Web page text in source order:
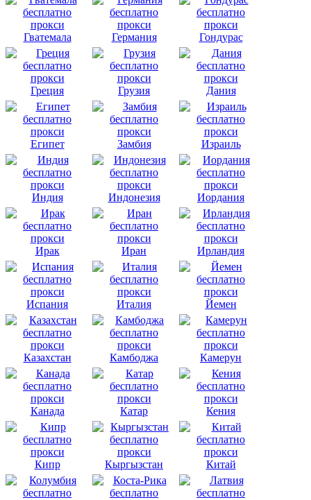
Гватемала Германия Гондурас
Греция Грузия Дания
Египет Замбия Израиль
Индия Индонезия Иордания
Ирак Иран Ирландия
Испания Италия Йемен
Казахстан Камбоджа Камерун
Канада Катар Кения
Кипр Кыргызстан Китай